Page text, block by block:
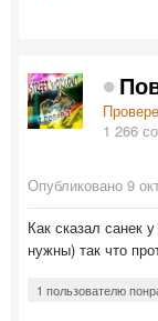
1 266
Опубликовано 9
Как сказал санек
нужны) так что
1 пользователю